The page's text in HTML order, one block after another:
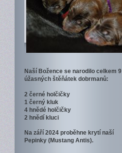
Naší Božence se narodilo celkem 9
úžasných štěňátek dobrmanů:
2 černé holčičky
1 černý kluk
4 hnědé holčičky
2 hnědí kluci
Na září 2024 proběhne krytí naší
Pepinky (Mustang Antis).